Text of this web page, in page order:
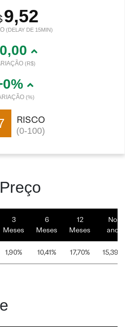
9,52
(DELAY DE 15MIN)
(R$)
(%)
RISCO
(0-100)
3
Meses
6
Meses
12
Meses
No
ano
1,90% 10,41% 17,70% 15,39%